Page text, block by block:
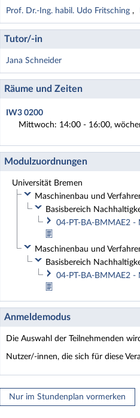
Prof. Dr.-Ing. habil. Udo Fritsching
Tutor/-in
Jana Schneider
Räume und Zeiten
IW3 0200
Mittwoch: 14:00 - 16:00,
Modulzuordnungen
Universität Bremen
Maschinenbau und
Basisbereich
04-PT-BA-BMMAE2 -
Maschinenbau und
Basisbereich
04-PT-BA-BMMAE2 -
Anmeldemodus
Die Auswahl der Teilnehmenden
Nutzer/-innen, die sich für diese
Nur im Stundenplan vormerken